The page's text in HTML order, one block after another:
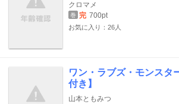
クロマメ
巻 完 700pt
お気に入り：26人
ワン・ラブズ・モンスタ
付き】
山本ともみつ